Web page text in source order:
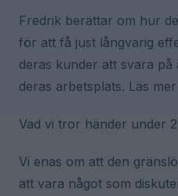
Fredrik berättar om hur
för att få just långvarig
deras kunder att svara
deras arbetsplats. Läs
Vad vi tror händer under
Vi enas om att den
att vara något som